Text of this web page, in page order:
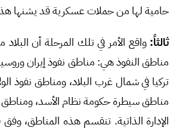
حامية لها من حملات عسكرية قد يشنها
ثالثاً: واقع الأمر في تلك المرحلة أن
مناطق النفوذ هي: مناطق نفوذ إيران
تركيا في شمال غرب البلاد، ومناطق نفوذ
مناطق سيطرة حكومة نظام الأسد،
الإدارة الذاتية. تنقسم هذه المناطق،